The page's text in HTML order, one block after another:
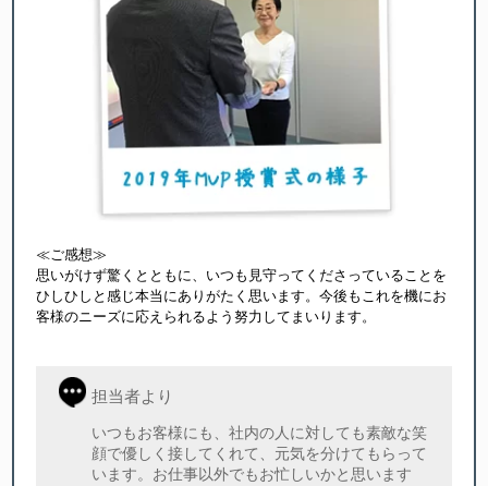
≪ご感想≫
思いがけず驚くとともに、いつも見守ってくださっていることを
ひしひしと感じ本当にありがたく思います。今後もこれを機にお
客様のニーズに応えられるよう努力してまいります。
担当者より
いつもお客様にも、社内の人に対しても素敵な笑
顔で優しく接してくれて、元気を分けてもらって
います。お仕事以外でもお忙しいかと思います